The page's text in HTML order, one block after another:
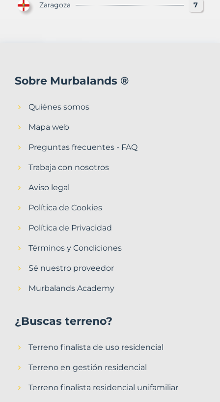
Zaragoza 7
Sobre Murbalands ®
Quiénes somos
Mapa web
Preguntas frecuentes - FAQ
Trabaja con nosotros
Aviso legal
Política de Cookies
Política de Privacidad
Términos y Condiciones
Sé nuestro proveedor
Murbalands Academy
¿Buscas terreno?
Terreno finalista de uso residencial
Terreno en gestión residencial
Terreno finalista residencial unifamiliar